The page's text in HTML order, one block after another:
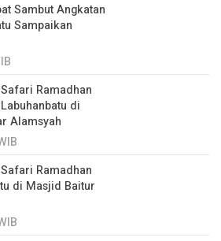
Sambut Angkatan
Sampaikan
Ramadhan
di
Alamsyah
Ramadhan
di Masjid Baitur